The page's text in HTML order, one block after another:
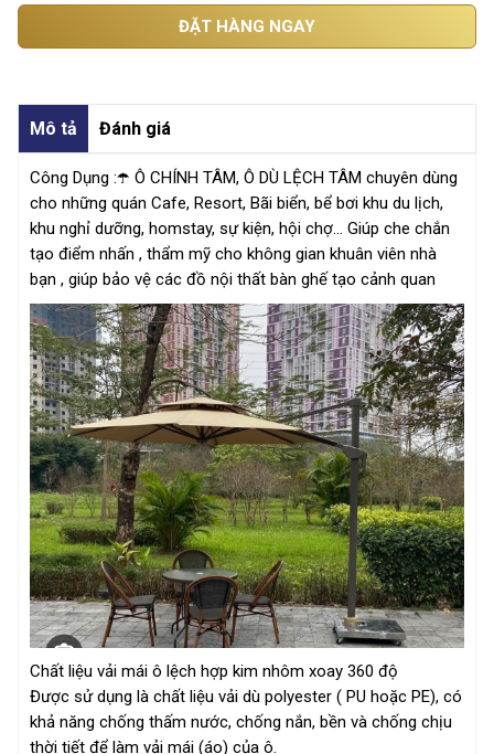
ĐẶT HÀNG NGAY
Mô tả Đánh giá
Công Dụng :☂️ Ô CHÍNH TÂM, Ô DÙ LỆCH TÂM chuyên dùng
cho những quán Cafe, Resort, Bãi biển, bể bơi khu du lịch,
khu nghỉ dưỡng, homstay, sự kiện, hội chợ... Giúp che chắn
tạo điểm nhấn , thẩm mỹ cho không gian khuân viên nhà
bạn , giúp bảo vệ các đồ nội thất bàn ghế tạo cảnh quan
Chất liệu vải mái ô lệch hợp kim nhôm xoay 360 độ
Được sử dụng là chất liệu vải dù polyester ( PU hoặc PE), có
khả năng chống thấm nước, chống nắn, bền và chống chịu
thời tiết để làm vải mái (áo) của ô.